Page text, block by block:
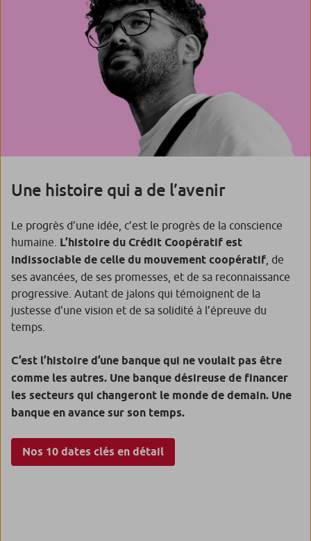
Une histoire qui a de l’avenir
Le progrès d’une idée, c’est le progrès de la conscience
humaine. L’histoire du Crédit Coopératif est
indissociable de celle du mouvement coopératif , de
ses avancées, de ses promesses, et de sa reconnaissance
progressive. Autant de jalons qui témoignent de la
justesse d’une vision et de sa solidité à l’épreuve du
temps.
C’est l’histoire d’une banque qui ne voulait pas être
comme les autres. Une banque désireuse de financer
les secteurs qui changeront le monde de demain. Une
banque en avance sur son temps.
Nos 10 dates clés en détail